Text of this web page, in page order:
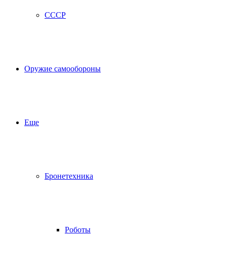
СССР
Оружие самообороны
Еще
Бронетехника
Роботы